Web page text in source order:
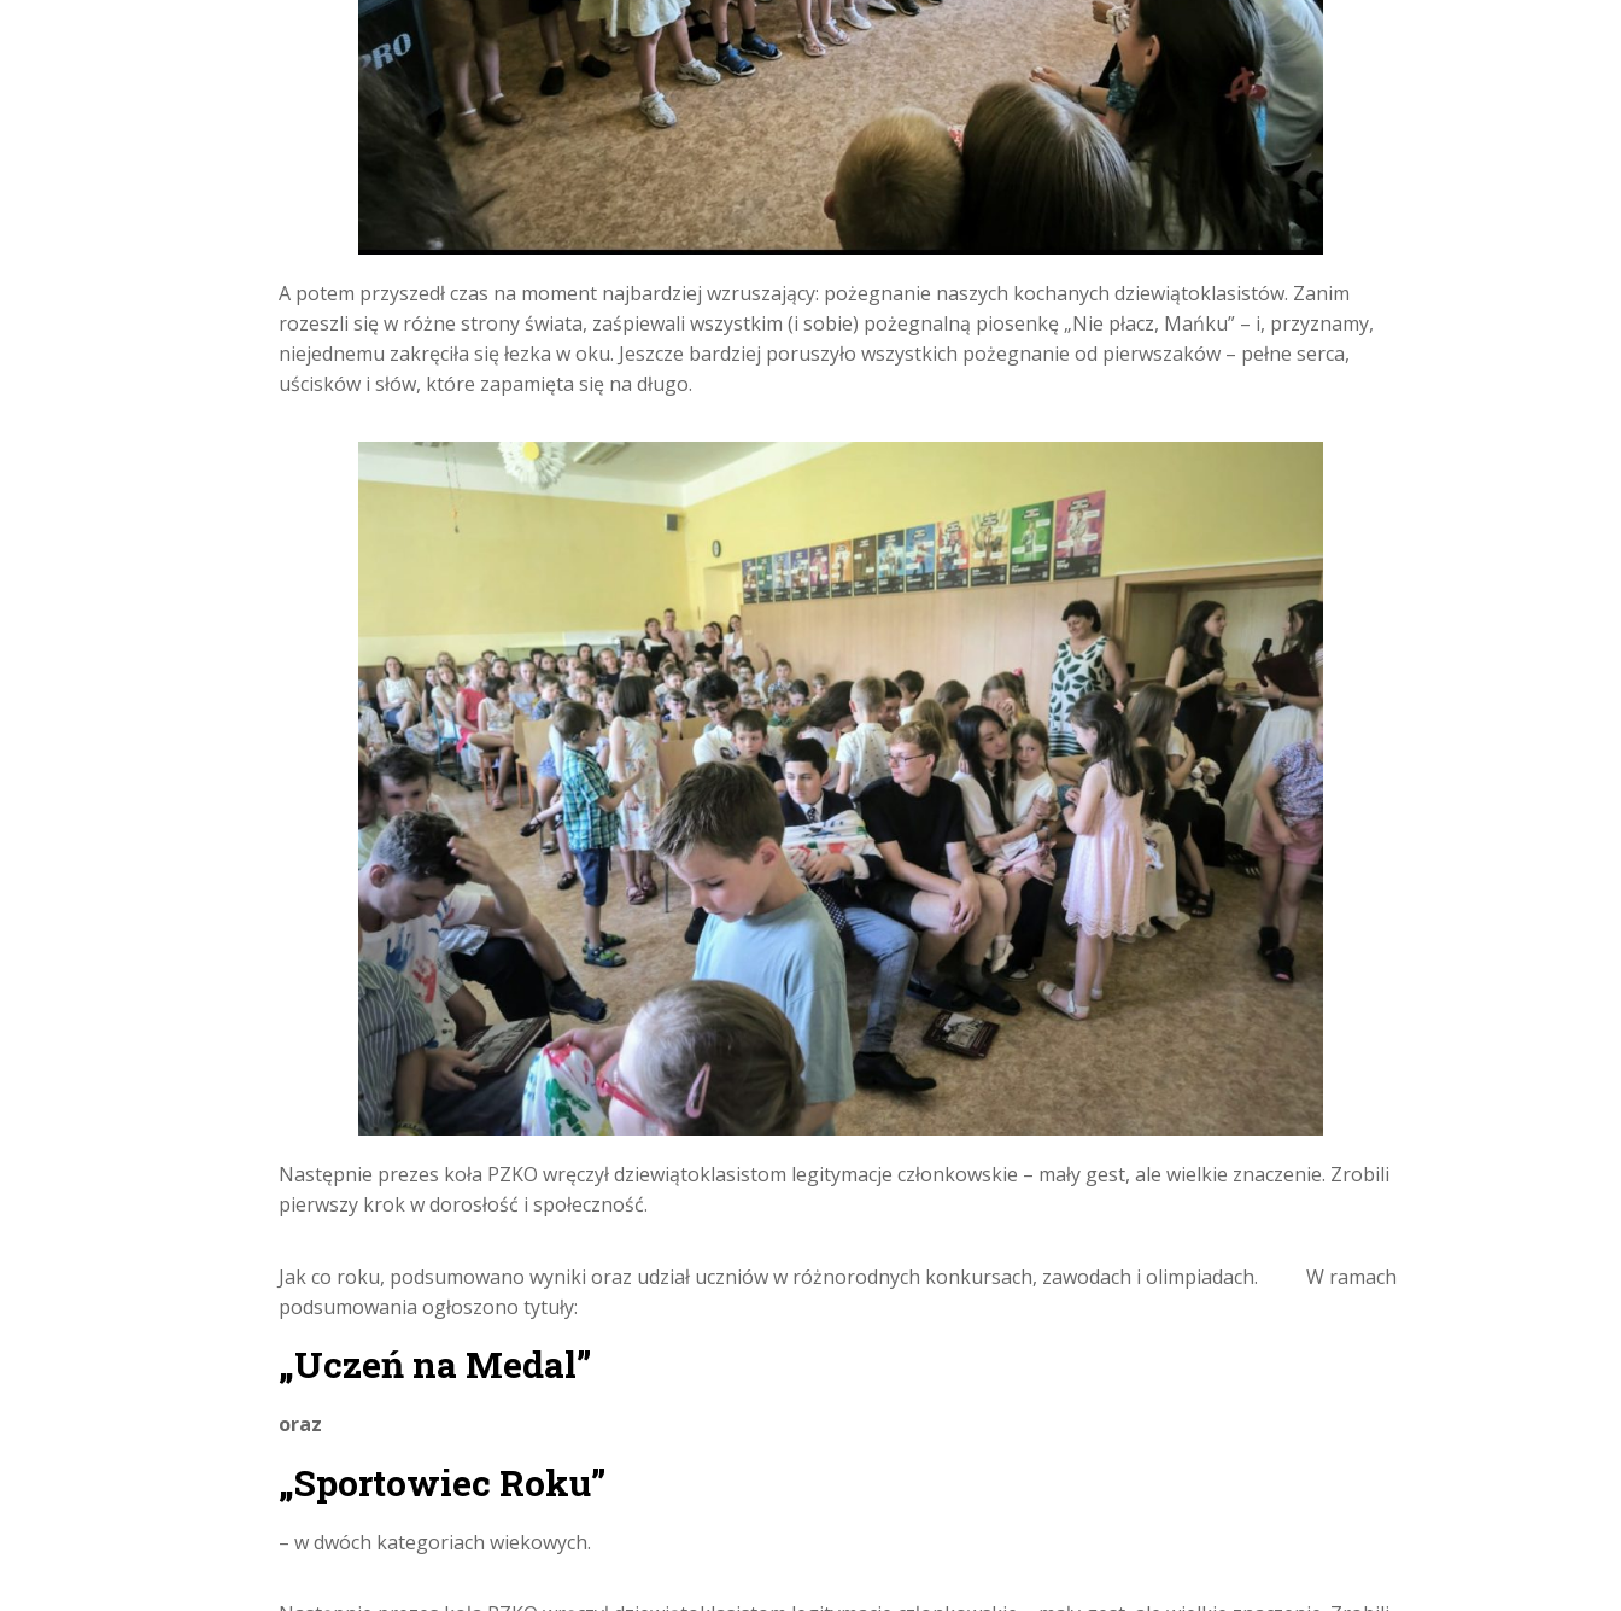
A potem przyszedł czas na moment najbardziej wzruszający: pożegnanie naszych kochanych dziewiątoklasistów. Zanim
rozeszli się w różne strony świata, zaśpiewali wszystkim (i sobie) pożegnalną piosenkę „Nie płacz, Mańku” – i, przyznamy,
niejednemu zakręciła się łezka w oku. Jeszcze bardziej poruszyło wszystkich pożegnanie od pierwszaków – pełne serca,
uścisków i słów, które zapamięta się na długo.
Następnie prezes koła PZKO wręczył dziewiątoklasistom legitymacje członkowskie – mały gest, ale wielkie znaczenie. Zrobili
pierwszy krok w dorosłość i społeczność.
Jak co roku, podsumowano wyniki oraz udział uczniów w różnorodnych konkursach, zawodach i olimpiadach. W ramach
podsumowania ogłoszono tytuły:
„Uczeń na Medal”
oraz
„Sportowiec Roku”
– w dwóch kategoriach wiekowych.